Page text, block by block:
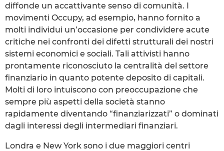
diffonde un accattivante senso di comunità. I
movimenti Occupy, ad esempio, hanno fornito a
molti individui un’occasione per condividere acute
critiche nei confronti dei difetti strutturali dei nostri
sistemi economici e sociali. Tali attivisti hanno
prontamente riconosciuto la centralità del settore
finanziario in quanto potente deposito di capitali.
Molti di loro intuiscono con preoccupazione che
sempre più aspetti della società stanno
rapidamente diventando “finanziarizzati” o dominati
dagli interessi degli intermediari finanziari.
Londra e New York sono i due maggiori centri